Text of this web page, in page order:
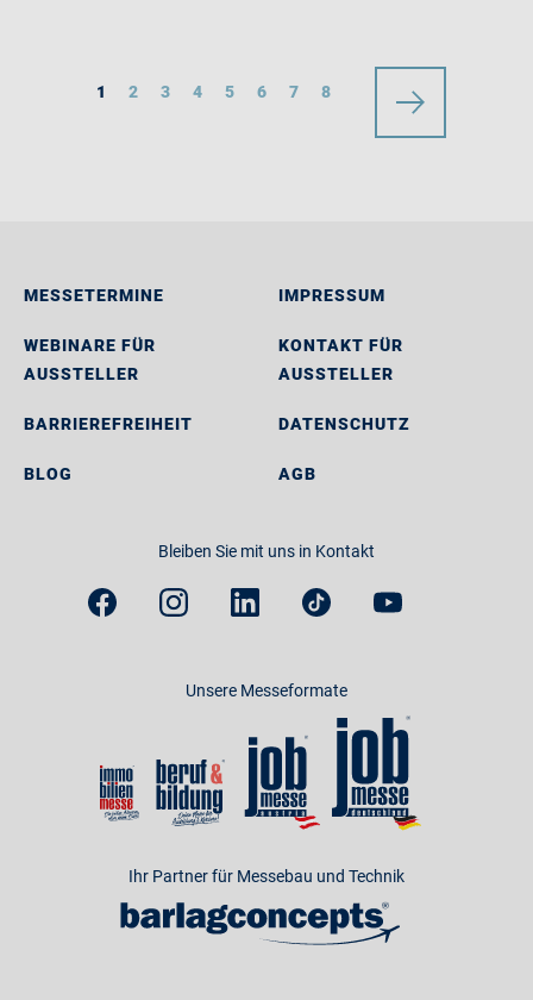
1 2 3 4 5 6 7 8
MESSETERMINE
WEBINARE FÜR
AUSSTELLER
BARRIEREFREIHEIT
BLOG
IMPRESSUM
KONTAKT FÜR
AUSSTELLER
DATENSCHUTZ
AGB
Bleiben Sie mit uns in Kontakt
Unsere Messeformate
Ihr Partner für Messebau und Technik